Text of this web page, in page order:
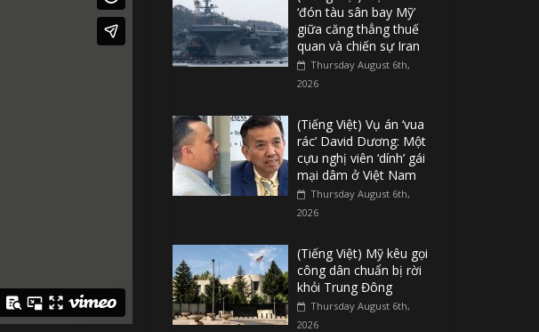
‘đón tàu sân bay Mỹ’
giữa căng thẳng thuế
quan và chiến sự Iran
Thursday August 6th,
2026
(Tiếng Việt) Vụ án ‘vua
rác’ David Dương: Một
cựu nghị viên ‘dính’ gái
mại dâm ở Việt Nam
Thursday August 6th,
2026
(Tiếng Việt) Mỹ kêu gọi
công dân chuẩn bị rời
khỏi Trung Đông
Thursday August 6th,
2026